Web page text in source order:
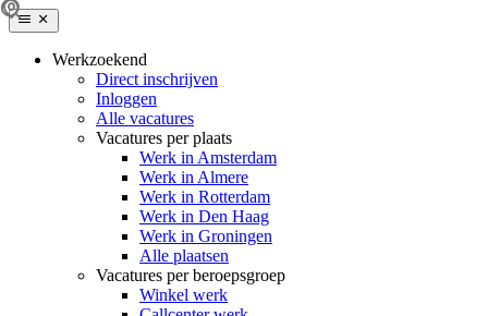
Werkzoekend
Direct inschrijven
Inloggen
Alle vacatures
Vacatures per plaats
Werk in Amsterdam
Werk in Almere
Werk in Rotterdam
Werk in Den Haag
Werk in Groningen
Alle plaatsen
Vacatures per beroepsgroep
Winkel werk